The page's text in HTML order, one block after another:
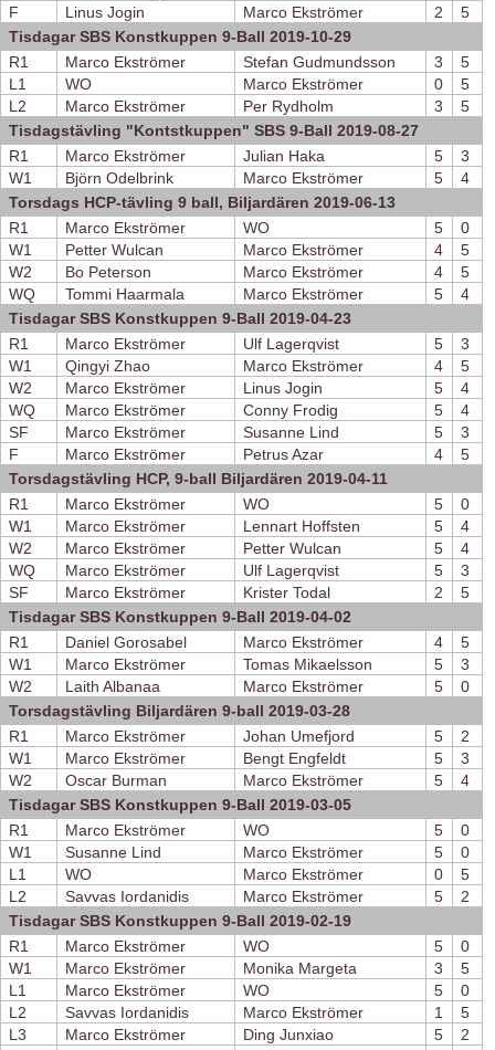
F
Linus Jogin Marco Ekströmer 2
5
Tisdagar SBS Konstkuppen 9-Ball 2019-10-29
R1
Marco Ekströmer Stefan Gudmundsson 3
5
L1
WO Marco Ekströmer 0
5
L2
Marco Ekströmer Per Rydholm 3
5
Tisdagstävling "Kontstkuppen" SBS 9-Ball 2019-08-27
R1
Marco Ekströmer Julian Haka 5
3
W1
Björn Odelbrink Marco Ekströmer 5
4
Torsdags HCP-tävling 9 ball, Biljardären 2019-06-13
R1
Marco Ekströmer WO 5
0
W1
Petter Wulcan Marco Ekströmer 4
5
W2
Bo Peterson Marco Ekströmer 4
5
WQ
Tommi Haarmala Marco Ekströmer 5
4
Tisdagar SBS Konstkuppen 9-Ball 2019-04-23
R1
Marco Ekströmer Ulf Lagerqvist 5
3
W1
Qingyi Zhao Marco Ekströmer 4
5
W2
Marco Ekströmer Linus Jogin 5
4
WQ
Marco Ekströmer Conny Frodig 5
4
SF
Marco Ekströmer Susanne Lind 5
3
F
Marco Ekströmer Petrus Azar 4
5
Torsdagstävling HCP, 9-ball Biljardären 2019-04-11
R1
Marco Ekströmer WO 5
0
W1
Marco Ekströmer Lennart Hoffsten 5
4
W2
Marco Ekströmer Petter Wulcan 5
4
WQ
Marco Ekströmer Ulf Lagerqvist 5
3
SF
Marco Ekströmer Krister Todal 2
5
Tisdagar SBS Konstkuppen 9-Ball 2019-04-02
R1
Daniel Gorosabel Marco Ekströmer 4
5
W1
Marco Ekströmer Tomas Mikaelsson 5
3
W2
Laith Albanaa Marco Ekströmer 5
0
Torsdagstävling Biljardären 9-ball 2019-03-28
R1
Marco Ekströmer Johan Umefjord 5
2
W1
Marco Ekströmer Bengt Engfeldt 5
3
W2
Oscar Burman Marco Ekströmer 5
4
Tisdagar SBS Konstkuppen 9-Ball 2019-03-05
R1
Marco Ekströmer WO 5
0
W1
Susanne Lind Marco Ekströmer 5
0
L1
WO Marco Ekströmer 0
5
L2
Savvas Iordanidis Marco Ekströmer 5
2
Tisdagar SBS Konstkuppen 9-Ball 2019-02-19
R1
Marco Ekströmer WO 5
0
W1
Marco Ekströmer Monika Margeta 3
5
L1
Marco Ekströmer WO 5
0
L2
Savvas Iordanidis Marco Ekströmer 1
5
L3
Marco Ekströmer Ding Junxiao 5
2